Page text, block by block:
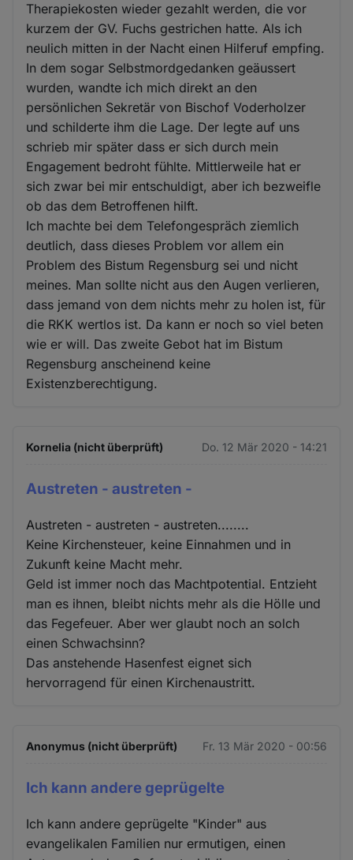
Therapiekosten wieder gezahlt werden, die vor
kurzem der GV. Fuchs gestrichen hatte. Als ich
neulich mitten in der Nacht einen Hilferuf empfing.
In dem sogar Selbstmordgedanken geäussert
wurden, wandte ich mich direkt an den
persönlichen Sekretär von Bischof Voderholzer
und schilderte ihm die Lage. Der legte auf uns
schrieb mir später dass er sich durch mein
Engagement bedroht fühlte. Mittlerweile hat er
sich zwar bei mir entschuldigt, aber ich bezweifle
ob das dem Betroffenen hilft.
Ich machte bei dem Telefongespräch ziemlich
deutlich, dass dieses Problem vor allem ein
Problem des Bistum Regensburg sei und nicht
meines. Man sollte nicht aus den Augen verlieren,
dass jemand von dem nichts mehr zu holen ist, für
die RKK wertlos ist. Da kann er noch so viel beten
wie er will. Das zweite Gebot hat im Bistum
Regensburg anscheinend keine
Existenzberechtigung.
Kornelia (nicht überprüft) Do. 12 Mär 2020 - 14:21
Austreten - austreten -
Austreten - austreten - austreten........
Keine Kirchensteuer, keine Einnahmen und in
Zukunft keine Macht mehr.
Geld ist immer noch das Machtpotential. Entzieht
man es ihnen, bleibt nichts mehr als die Hölle und
das Fegefeuer. Aber wer glaubt noch an solch
einen Schwachsinn?
Das anstehende Hasenfest eignet sich
hervorragend für einen Kirchenaustritt.
Anonymus (nicht überprüft) Fr. 13 Mär 2020 - 00:56
Ich kann andere geprügelte
Ich kann andere geprügelte "Kinder" aus
evangelikalen Familien nur ermutigen, einen